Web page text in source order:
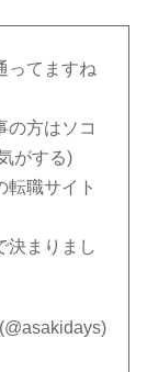
ってますね
の方はソコ
がする)
転職サイト
決まりまし